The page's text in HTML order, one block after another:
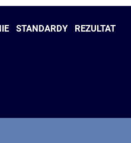
STANDARDY REZULTAT